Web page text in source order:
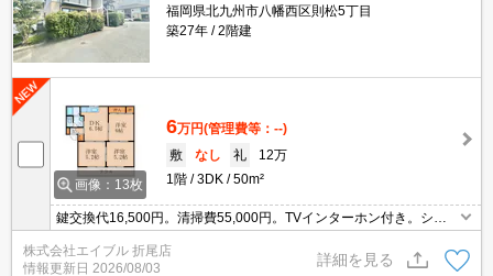
福岡県北九州市八幡西区則松5丁目
築27年
2階建
画像：13枚
6万円(管理費等：--)
敷
なし 礼
12万
1階
3DK 50m²
鍵交換代16,500円。清掃費55,000円。TVインターホン付き。シュ
ーズボックス付き。角部屋。追焚給湯。シャワー付独立洗面台。仲
介手数料家賃の0.55ヶ月分。
株式会社エイブル 折尾店
情報更新日 2026/08/03
詳細を見る